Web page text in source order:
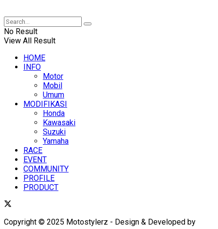
No Result
View All Result
HOME
INFO
Motor
Mobil
Umum
MODIFIKASI
Honda
Kawasaki
Suzuki
Yamaha
RACE
EVENT
COMMUNITY
PROFILE
PRODUCT
Copyright © 2025 Motostylerz - Design & Developed by